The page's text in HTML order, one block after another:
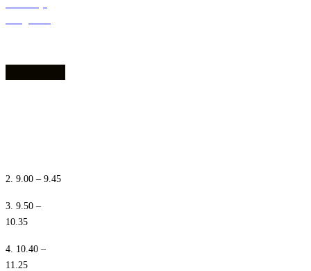
2. 9.00 – 9.45
3. 9.50 –
10.35
4. 10.40 –
11.25